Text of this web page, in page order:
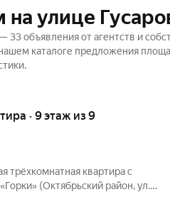
улице
объявления от агентств и
каталоге предложения
· 9 этаж из 9
трёхкомнатная квартира с
(Октябрьский район, ул.